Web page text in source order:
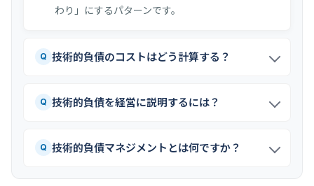
わり」にするパターンです。
Q 技術的負債のコストはどう計算する？
Q 技術的負債を経営に説明するには？
Q 技術的負債マネジメントとは何ですか？